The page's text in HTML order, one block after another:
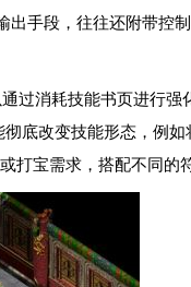
出手段，往往还附带控
过消耗技能书页进行强
彻底改变技能形态，例
打宝需求，搭配不同的